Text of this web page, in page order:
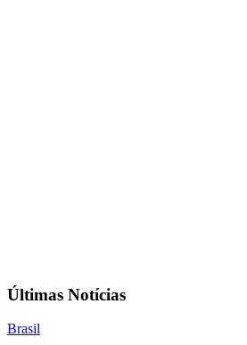
Últimas Notícias
Brasil